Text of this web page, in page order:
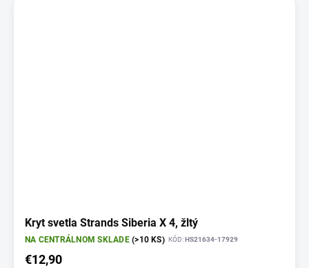
Kryt svetla Strands Siberia X 4, žltý
NA CENTRÁLNOM SKLADE(>10 KS) KÓD: HS21634-17929
€12,90